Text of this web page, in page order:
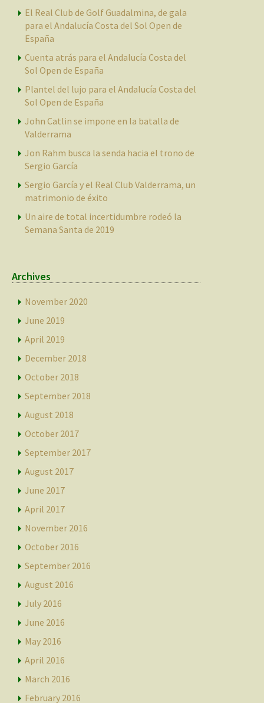
El Real Club de Golf Guadalmina, de gala
para el Andalucía Costa del Sol Open de
España
Cuenta atrás para el Andalucía Costa del
Sol Open de España
Plantel del lujo para el Andalucía Costa del
Sol Open de España
John Catlin se impone en la batalla de
Valderrama
Jon Rahm busca la senda hacia el trono de
Sergio García
Sergio García y el Real Club Valderrama, un
matrimonio de éxito
Un aire de total incertidumbre rodeó la
Semana Santa de 2019
Archives
November 2020
June 2019
April 2019
December 2018
October 2018
September 2018
August 2018
October 2017
September 2017
August 2017
June 2017
April 2017
November 2016
October 2016
September 2016
August 2016
July 2016
June 2016
May 2016
April 2016
March 2016
February 2016